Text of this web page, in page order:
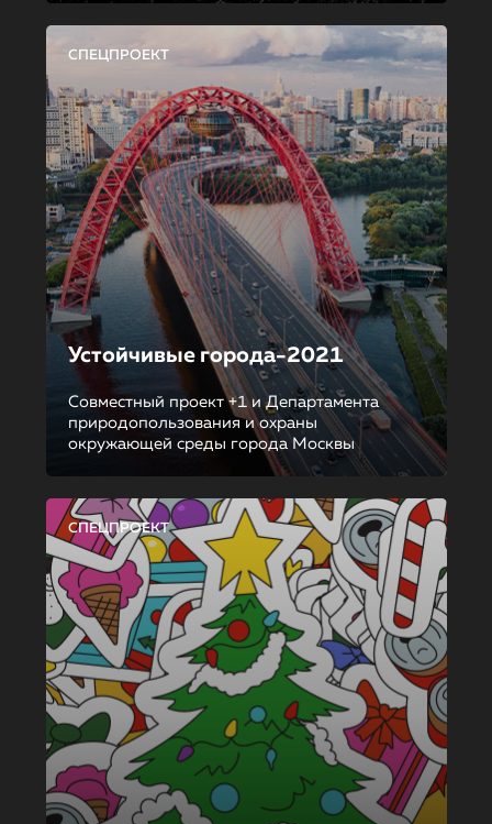
СПЕЦПРОЕКТ
Устойчивые города-2021
Совместный проект +1 и Департамента
природопользования и охраны
окружающей среды города Москвы
СПЕЦПРОЕКТ